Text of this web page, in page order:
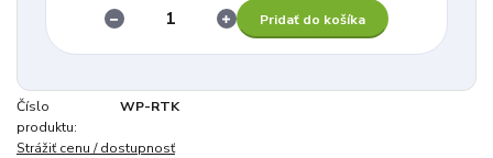
Pridať do košíka
Číslo
produktu:
WP-RTK
Strážiť cenu / dostupnosť